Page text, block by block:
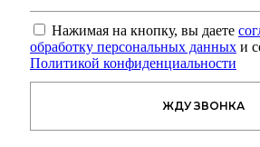
Нажимая на кнопку, вы даете
обработку персональных данных и
Политикой конфиденциальности
ЖДУ ЗВОНКА